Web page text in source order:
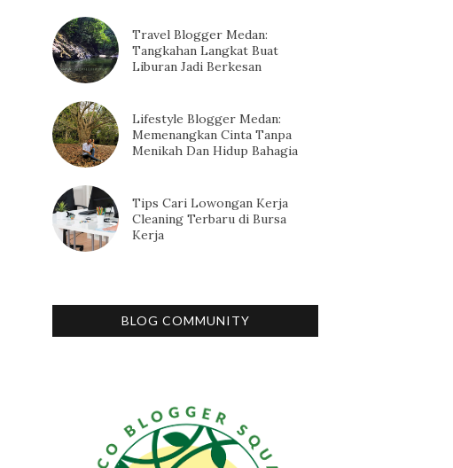
Travel Blogger Medan:
Tangkahan Langkat Buat
Liburan Jadi Berkesan
Lifestyle Blogger Medan:
Memenangkan Cinta Tanpa
Menikah Dan Hidup Bahagia
Tips Cari Lowongan Kerja
Cleaning Terbaru di Bursa
Kerja
BLOG COMMUNITY